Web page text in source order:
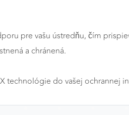
pre vašu ústredňu, čím
a chránená.
technológie do vašej ochrannej